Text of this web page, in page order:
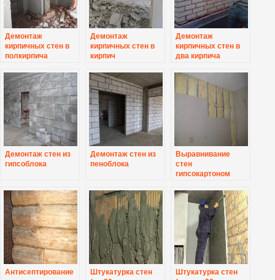
Демонтаж
кирпичных стен в
полкирпича
Демонтаж
кирпичных стен в
кирпич
Демонтаж
кирпичных стен в
два кирпича
Демонтаж стен из
гипсоблока
Демонтаж стен из
пеноблока
Выравнивание
стен
гипсокартоном
Антисептирование
Штукатурка стен
Штукатурка стен